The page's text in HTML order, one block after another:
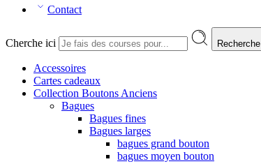
Contact
Cherche ici Recherche
Accessoires
Cartes cadeaux
Collection Boutons Anciens
Bagues
Bagues fines
Bagues larges
bagues grand bouton
bagues moyen bouton